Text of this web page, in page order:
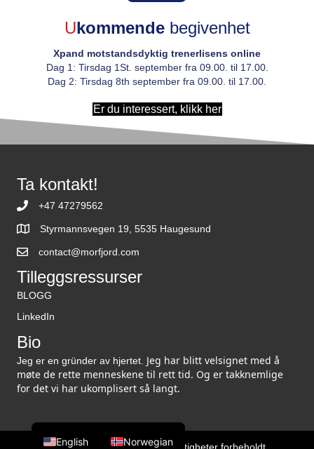
Ukommendebegivenhet
Xpand motstandsdyktig trenerlisens online
Dag 1: Tirsdag 1St. september fra 09.00. til 17.00.
Dag 2: Tirsdag 8th september fra 09.00. til 17.00.
Er du interessert, klikk her
Ta kontakt!
+47 47279562
Styrmannsvegen 19, 5535 Haugesund
contact@morfjord.com
Tilleggsressurser
BLOGG
LinkedIn
Bio
Jeg er en gründer av hjertet. Jeg har blitt velsignet med å
møte de rette menneskene til rett tid. Og er takknemlige
for det vi har ukomplisert så langt.
© 2026 Martin Morfjord. Alle rettigheter forbeholdt.
English Norwegian